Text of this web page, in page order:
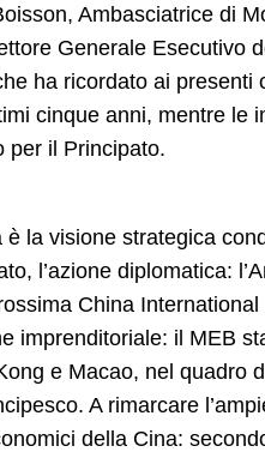
Ambasciatrice di
Generale Esecutivo
ha ricordato ai
cinque anni, mentre le
per il Principato.
la visione strategica
l’azione diplomatica:
China
imprenditoriale: il MEB
e Macao, nel quadro
A rimarcare
della Cina: